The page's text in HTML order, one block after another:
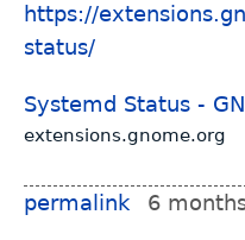
https://
status/
Systemd Status -
extensions.gnome.org
permalink 6